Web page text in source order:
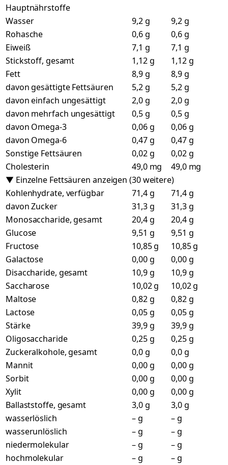
Hauptnährstoffe
Wasser
9,2 g
9,2 g
Rohasche
0,6 g
0,6 g
Eiweiß
7,1 g
7,1 g
Stickstoff, gesamt
1,12 g
1,12 g
Fett
8,9 g
8,9 g
davon gesättigte Fettsäuren
5,2 g
5,2 g
davon einfach ungesättigt
2,0 g
2,0 g
davon mehrfach ungesättigt
0,5 g
0,5 g
davon Omega-3
0,06 g
0,06 g
davon Omega-6
0,47 g
0,47 g
Sonstige Fettsäuren
0,02 g
0,02 g
Cholesterin
49,0 mg
49,0 mg
▼ Einzelne Fettsäuren anzeigen (30 weitere)
Kohlenhydrate, verfügbar
71,4 g
71,4 g
davon Zucker
31,3 g
31,3 g
Monosaccharide, gesamt
20,4 g
20,4 g
Glucose
9,51 g
9,51 g
Fructose
10,85 g
10,85 g
Galactose
0,00 g
0,00 g
Disaccharide, gesamt
10,9 g
10,9 g
Saccharose
10,02 g
10,02 g
Maltose
0,82 g
0,82 g
Lactose
0,05 g
0,05 g
Stärke
39,9 g
39,9 g
Oligosaccharide
0,25 g
0,25 g
Zuckeralkohole, gesamt
0,0 g
0,0 g
Mannit
0,00 g
0,00 g
Sorbit
0,00 g
0,00 g
Xylit
0,00 g
0,00 g
Ballaststoffe, gesamt
3,0 g
3,0 g
wasserlöslich
– g
– g
wasserunlöslich
– g
– g
niedermolekular
– g
– g
hochmolekular
– g
– g